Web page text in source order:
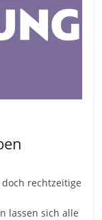
rechtzeitige
lassen sich alle